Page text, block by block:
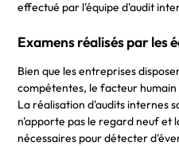
effectué par l'équipe d'audit
Examens réalisés par les
Bien que les entreprises
compétentes, le facteur
La réalisation d'audits internes
n'apporte pas le regard neuf et
nécessaires pour détecter